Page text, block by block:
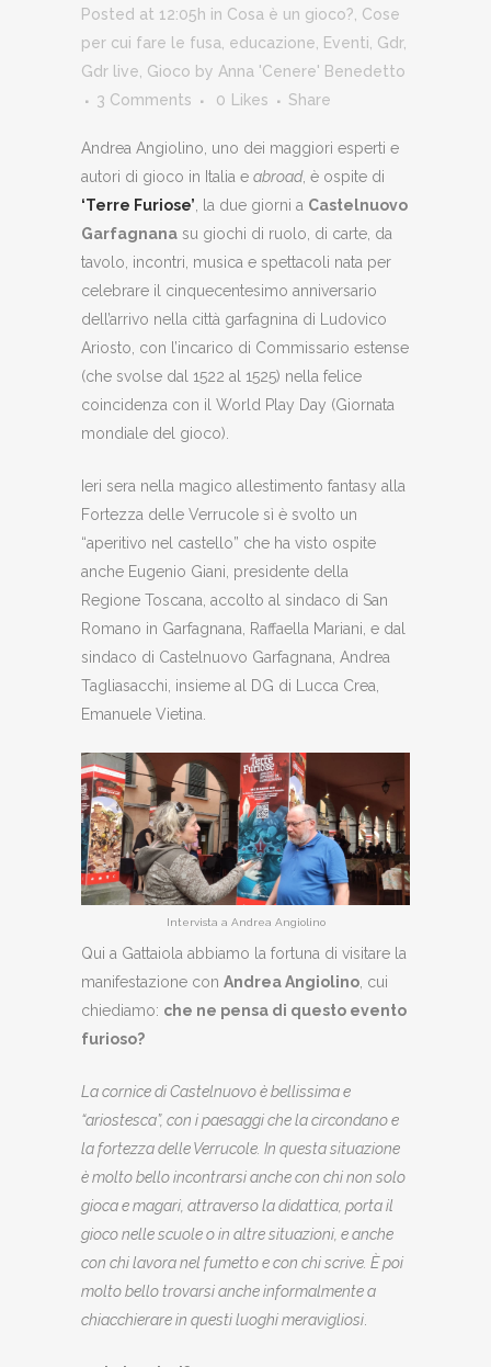
Posted at 12:05h in Cosa è un gioco?, Cose
per cui fare le fusa, educazione, Eventi, Gdr,
Gdr live, Gioco by Anna 'Cenere' Benedetto
3 Comments
0 Likes Share
Andrea Angiolino, uno dei maggiori esperti e
autori di gioco in Italia e abroad, è ospite di
‘Terre Furiose’, la due giorni a Castelnuovo
Garfagnana su giochi di ruolo, di carte, da
tavolo, incontri, musica e spettacoli nata per
celebrare il cinquecentesimo anniversario
dell’arrivo nella città garfagnina di Ludovico
Ariosto, con l’incarico di Commissario estense
(che svolse dal 1522 al 1525) nella felice
coincidenza con il World Play Day (Giornata
mondiale del gioco).
Ieri sera nella magico allestimento fantasy alla
Fortezza delle Verrucole sì è svolto un
“aperitivo nel castello” che ha visto ospite
anche Eugenio Giani, presidente della
Regione Toscana, accolto al sindaco di San
Romano in Garfagnana, Raffaella Mariani, e dal
sindaco di Castelnuovo Garfagnana, Andrea
Tagliasacchi, insieme al DG di Lucca Crea,
Emanuele Vietina.
Intervista a Andrea Angiolino
Qui a Gattaiola abbiamo la fortuna di visitare la
manifestazione con Andrea Angiolino , cui
chiediamo: che ne pensa di questo evento
furioso?
La cornice di Castelnuovo è bellissima e
“ariostesca”, con i paesaggi che la circondano e
la fortezza delle Verrucole. In questa situazione
è molto bello incontrarsi anche con chi non solo
gioca e magari, attraverso la didattica, porta il
gioco nelle scuole o in altre situazioni, e anche
con chi lavora nel fumetto e con chi scrive. È poi
molto bello trovarsi anche informalmente a
chiacchierare in questi luoghi meravigliosi